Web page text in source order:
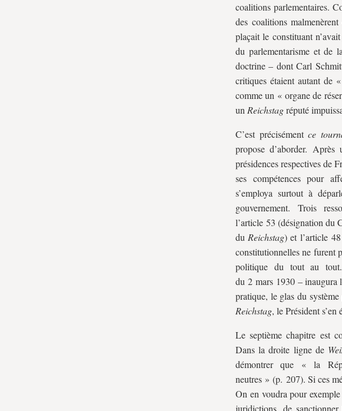
coalitions parlementaires.
des coalitions
plaçait le constituant
du parlementarisme et de
doctrine – dont Carl
critiques étaient autant de
comme un « organe de
un Reichstagréputé
C’est précisémentce
propose d’aborder. Après
présidences respectives de
ses compétences pour
s’employa surtout à
gouvernement. Trois
l’article 53 (désignation du
du Reichstag) et l’article
constitutionnelles ne furent
politique du tout au
du 2 mars 1930 – inaugura
pratique, le glas du
Reichstag, le Président
Le septième chapitre est
Dans la droite ligne de
démontrer que « la
neutres » (p. 207). Si ces
On en voudra pour
juridictions, de